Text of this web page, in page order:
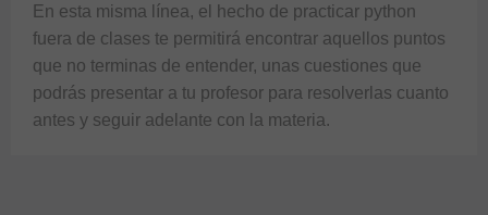
En esta misma línea, el hecho de practicar python
fuera de clases te permitirá encontrar aquellos puntos
que no terminas de entender, unas cuestiones que
podrás presentar a tu profesor para resolverlas cuanto
antes y seguir adelante con la materia.